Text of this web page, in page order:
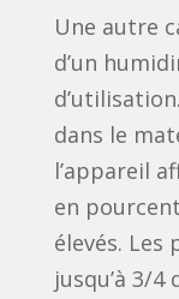
Une autre
d’un
dans le
l’appareil
en
élevés.
jusqu’à 3/4